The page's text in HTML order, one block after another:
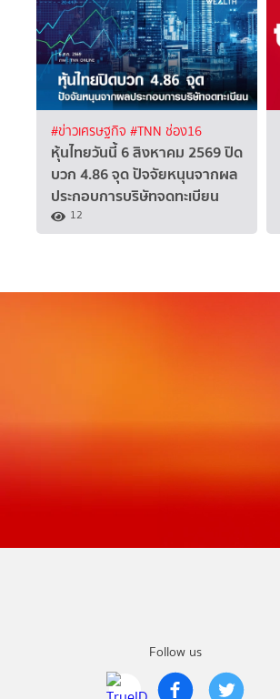
#ข่าวเศรษฐกิจ #TNN ช่อง16
หุ้นไทยวันนี้ 6 สิงหาคม 2569 ปิด
บวก 4.86 จุด ปัจจัยหนุนจากผล
ประกอบการบริษัทจดทะเบียน
12
Follow us